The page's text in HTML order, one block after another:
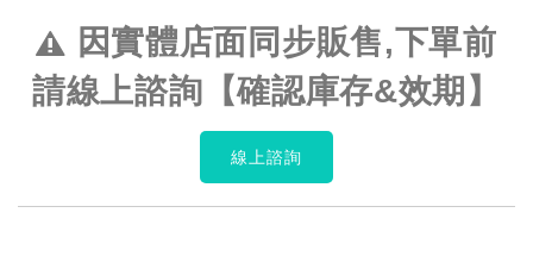
因實體店面同步販售,下單前
請線上諮詢【確認庫存&效期】
線上諮詢